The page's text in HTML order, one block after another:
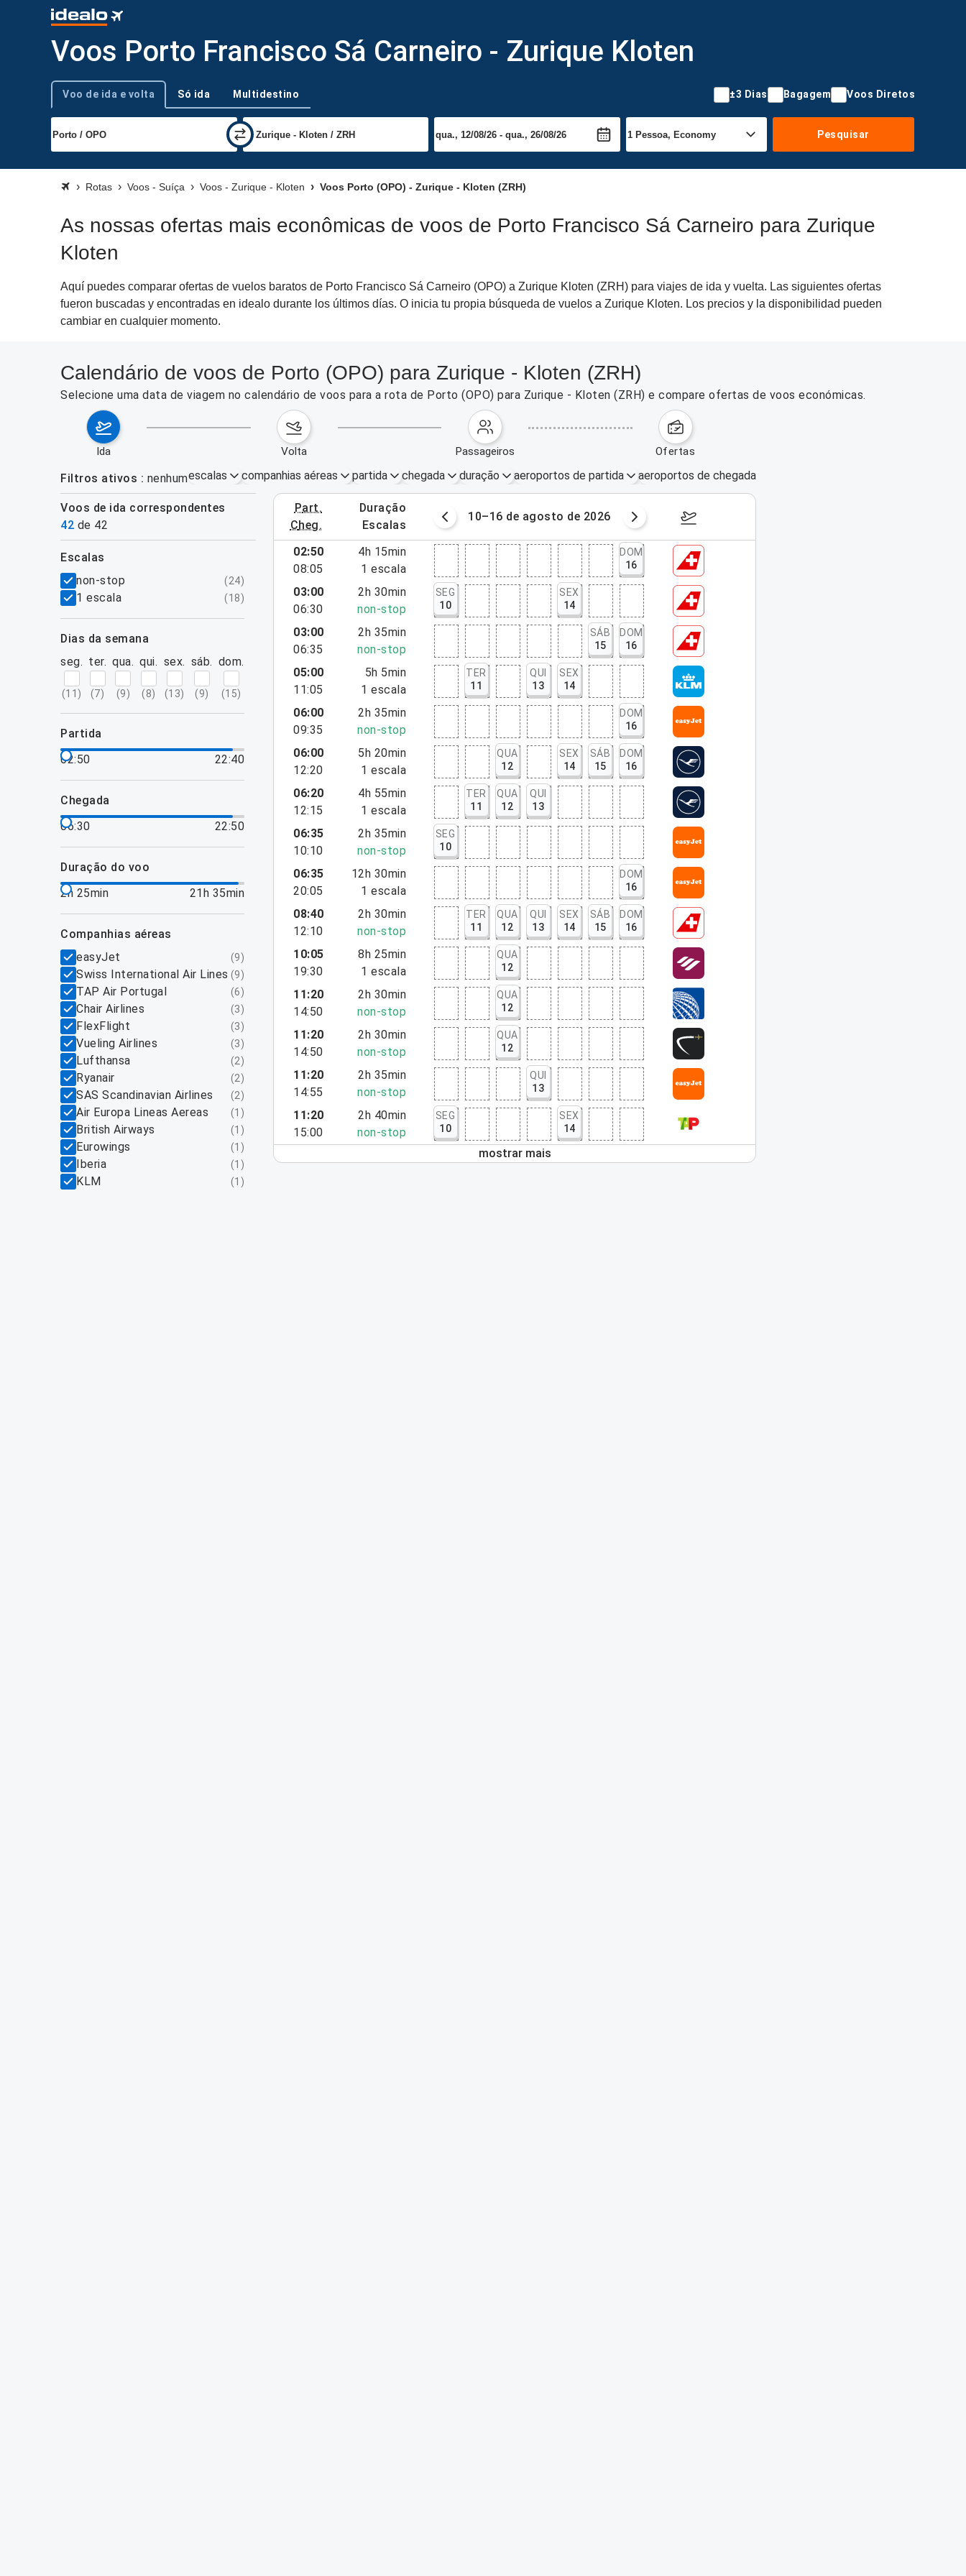
Voos Porto Francisco Sá Carneiro - Zurique Kloten
Tipo de viagem
Voo de ida e volta Só ida Multidestino ±3 Dias Bagagem Voos Diretos
Pesquisar
Rotas Voos - Suíça Voos - Zurique - Kloten Voos Porto (OPO) - Zurique - Kloten (ZRH)
As nossas ofertas mais econômicas de voos de Porto Francisco Sá Carneiro para Zurique
Kloten
Aquí puedes comparar ofertas de vuelos baratos de Porto Francisco Sá Carneiro (OPO) a Zurique Kloten (ZRH) para viajes de ida y vuelta. Las siguientes ofertas
fueron buscadas y encontradas en idealo durante los últimos días. O inicia tu propia búsqueda de vuelos a Zurique Kloten. Los precios y la disponibilidad pueden
cambiar en cualquier momento.
Calendário de voos de Porto (OPO) para Zurique - Kloten (ZRH)
Selecione uma data de viagem no calendário de voos para a rota de Porto (OPO) para Zurique - Kloten (ZRH) e compare ofertas de voos económicas.
ida volta passageiros ofertas
Filtros ativos nenhumescalas companhias aéreas partida chegada duração aeroportos de partida aeroportos de chegada
Voos de ida correspondentes
42 de 42
part.
cheg.
duração
escalas
3–9 de agosto de 2026 10–16 de agosto de 2026 17–23 de agosto de 2026
filtros
escalas
non-stop
(24)
1 escala (18)
dias da semana
seg.
(11 )
ter.
(7)
qua.
(9)
qui.
(8)
sex.
(13)
sáb.
(9)
dom.
(15)
partida
02:50
22:40
chegada
06:30
22:50
duração do voo
2h 25min
21h 35min
companhias aéreas
easyJet
(9)
Swiss International Air Lines (9)
TAP Air Portugal (6)
Chair Airlines (3)
FlexFlight (3)
Vueling Airlines (3)
Lufthansa (2)
Ryanair (2)
SAS Scandinavian Airlines (2)
Air Europa Lineas Aereas (1 )
British Airways (1 )
Eurowings (1 )
Iberia (1 )
KLM (1 )
mais
02:50
08:05
4h 15min
1 escala
DOM
16
03:00
06:30
2h 30min
non-stop
SEG
10
SEX
14
03:00
06:35
2h 35min
non-stop
SÁB
15
DOM
16
05:00
11:05
5h 5min
1 escala
TER
11
QUI
13
SEX
14
06:00
09:35
2h 35min
non-stop
DOM
16
06:00
12:20
5h 20min
1 escala
QUA
12
SEX
14
SÁB
15
DOM
16
06:20
12:15
4h 55min
1 escala
TER
11
QUA
12
QUI
13
06:35
10:10
2h 35min
non-stop
SEG
10
06:35
20:05
12h 30min
1 escala
DOM
16
08:40
12:10
2h 30min
non-stop
TER
11
QUA
12
QUI
13
SEX
14
SÁB
15
DOM
16
10:05
19:30
8h 25min
1 escala
QUA
12
11:20
14:50
2h 30min
non-stop
QUA
12
11:20
14:50
2h 30min
non-stop
QUA
12
11:20
14:55
2h 35min
non-stop
QUI
13
11:20
15:00
2h 40min
non-stop
SEG
10
SEX
14
mostrar mais